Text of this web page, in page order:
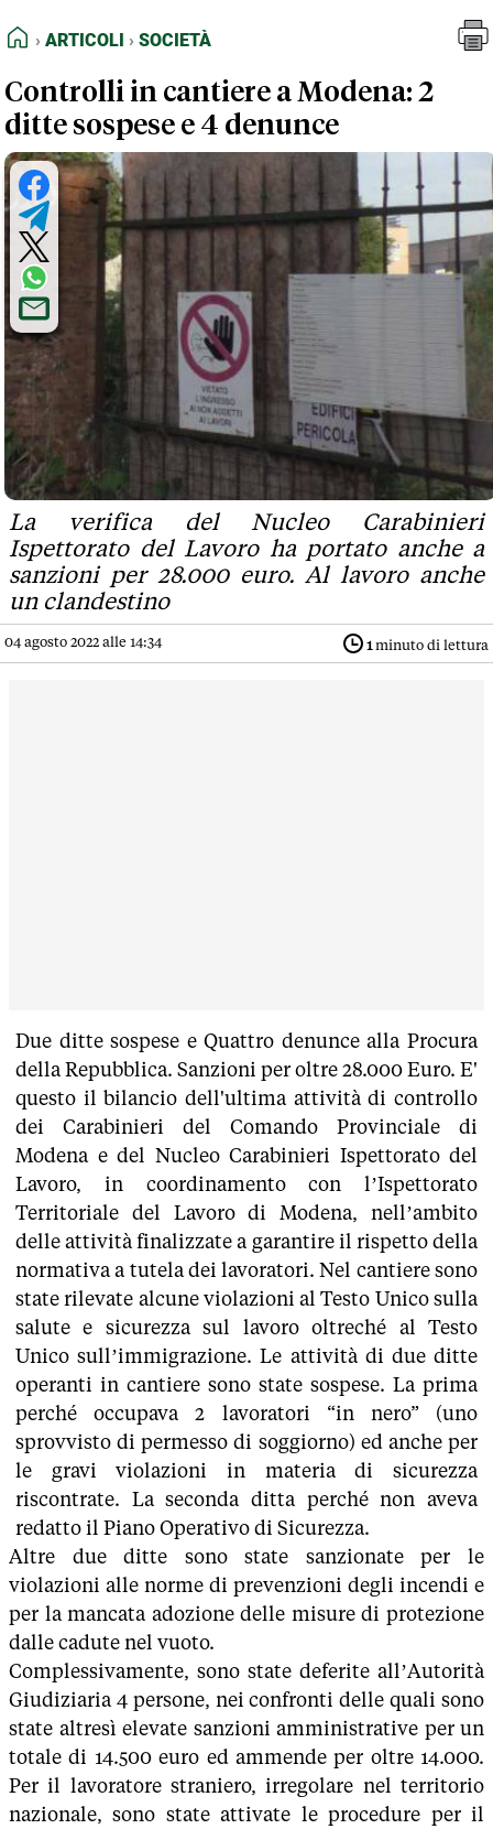
FEED RSS
NORMATIVE DEONTOLOGICHE
TERMINI e CONDIZIONI
HOME
ARTICOLI SOCIETÀ
Controlli in cantiere a Modena: 2
ditte sospese e 4 denunce
La verifica del Nucleo Carabinieri
Ispettorato del Lavoro ha portato anche a
sanzioni per 28.000 euro. Al lavoro anche
un clandestino
04 agosto 2022 alle 14:34 1 minuto di lettura
Due ditte sospese e Quattro denunce alla Procura
della Repubblica. Sanzioni per oltre 28.000 Euro. E'
questo il bilancio dell'ultima attività di controllo
dei Carabinieri del Comando Provinciale di
Modena e del Nucleo Carabinieri Ispettorato del
Lavoro, in coordinamento con l’Ispettorato
Territoriale del Lavoro di Modena, nell’ambito
delle attività finalizzate a garantire il rispetto della
normativa a tutela dei lavoratori. Nel cantiere sono
state rilevate alcune violazioni al Testo Unico sulla
salute e sicurezza sul lavoro oltreché al Testo
Unico sull’immigrazione. Le attività di due ditte
operanti in cantiere sono state sospese. La prima
perché occupava 2 lavoratori “in nero” (uno
sprovvisto di permesso di soggiorno) ed anche per
le gravi violazioni in materia di sicurezza
riscontrate. La seconda ditta perché non aveva
redatto il Piano Operativo di Sicurezza.
Altre due ditte sono state sanzionate per le
violazioni alle norme di prevenzioni degli incendi e
per la mancata adozione delle misure di protezione
dalle cadute nel vuoto.
Complessivamente, sono state deferite all’Autorità
Giudiziaria 4 persone, nei confronti delle quali sono
state altresì elevate sanzioni amministrative per un
totale di 14.500 euro ed ammende per oltre 14.000.
Per il lavoratore straniero, irregolare nel territorio
nazionale, sono state attivate le procedure per il